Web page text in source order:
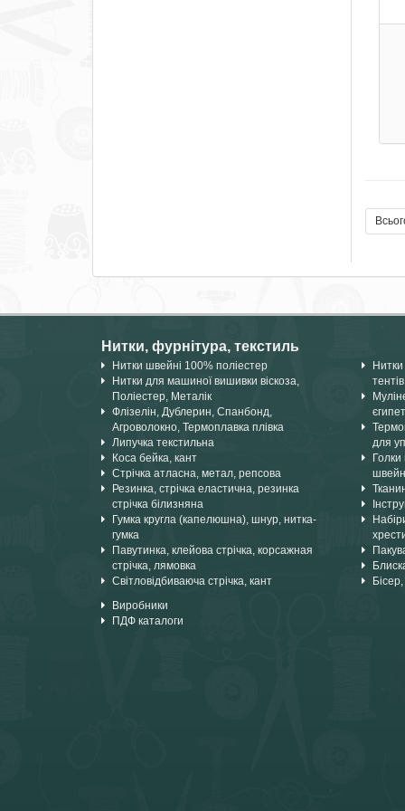
Нитки, фурнітура, текстиль
Нитки швейні 100% поліестер
Нитки для машиної вишивки віскоза,
Поліестер, Металік
Флізелін, Дублерин, Спанбонд,
Агроволокно, Термоплавка плівка
Липучка текстильна
Коса бейка, кант
Стрічка атласна, метал, репсова
Резинка, стрічка еластична, резинка
стрічка білизняна
Гумка кругла (капелюшна), шнур, нитка-
гумка
Павутинка, клейова стрічка, корсажная
стрічка, лямовка
Світловідбиваюча стрічка, кант
Нитки
для
Виробники
ПДФ каталоги